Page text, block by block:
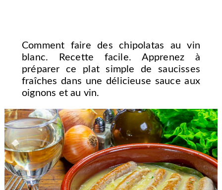
Comment faire des chipolatas au vin
blanc. Recette facile. Apprenez à
préparer ce plat simple de saucisses
fraîches dans une délicieuse sauce aux
oignons et au vin.